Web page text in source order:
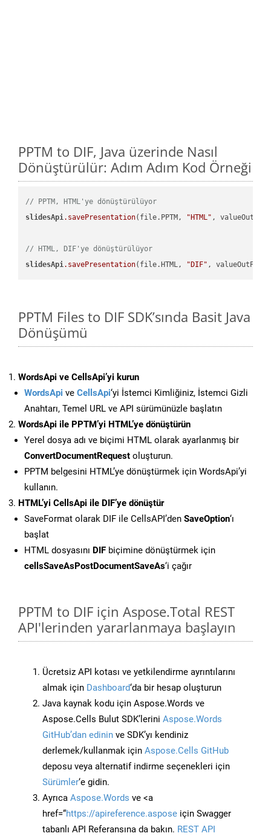
PPTM to DIF, Java üzerinde Nasıl
Dönüştürülür: Adım Adım Kod Örneği
// PPTM, HTML'ye dönüştürülüyor
slidesApi.savePresentation(file.PPTM, "HTML" ,
// HTML, DIF'ye dönüştürülüyor
slidesApi.savePresentation(file.HTML, "DIF"
PPTM Files to DIF SDK’sında Basit Java
Dönüşümü
WordsApi ve CellsApi’yi kurun
WordsApi ve CellsApi‘yi İstemci Kimliğiniz, İstemci Gizli
Anahtarı, Temel URL ve API sürümünüzle başlatın
WordsApi ile PPTM’yi HTML’ye dönüştürün
Yerel dosya adı ve biçimi HTML olarak ayarlanmış bir
ConvertDocumentRequest oluşturun.
PPTM belgesini HTML’ye dönüştürmek için WordsApi’yi
kullanın.
HTML’yi CellsApi ile DIF’ye dönüştür
SaveFormat olarak DIF ile CellsAPI’den SaveOption‘ı
başlat
HTML dosyasını DIF biçimine dönüştürmek için
cellsSaveAsPostDocumentSaveAs‘i çağır
PPTM to DIF için Aspose.Total REST
API'lerinden yararlanmaya başlayın
Ücretsiz API kotası ve yetkilendirme ayrıntılarını
almak için Dashboard‘da bir hesap oluşturun
Java kaynak kodu için Aspose.Words ve
Aspose.Cells Bulut SDK’lerini Aspose.Words
GitHub’dan edinin ve SDK’yı kendiniz
derlemek/kullanmak için Aspose.Cells GitHub
deposu veya alternatif indirme seçenekleri için
Sürümler‘e gidin.
Ayrıca Aspose.Words ve <a
href=“https://apireference.aspose için Swagger
tabanlı API Referansına da bakın. REST API